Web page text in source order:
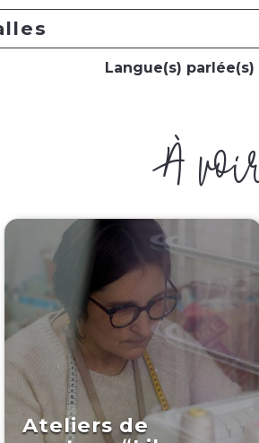
Langue(s) parlée(s)
À
Ateliers de